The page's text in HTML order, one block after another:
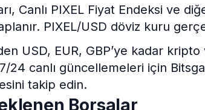
Canlı PIXEL Fiyat Endeksi ve
PIXEL/USD döviz kuru
USD, EUR, GBP’ye kadar
7/24 canlı güncellemeleri için
takip edin.
Borsalar